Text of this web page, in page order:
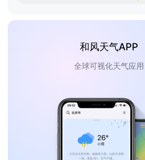
和风天气APP
全球可视化天气应用